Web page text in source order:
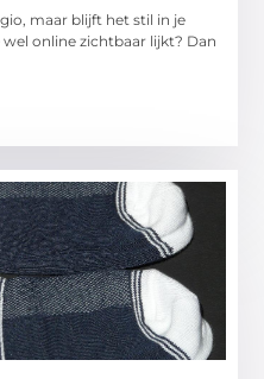
maar blijft het stil in je
online zichtbaar lijkt? Dan